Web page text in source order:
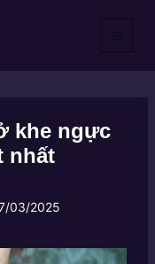
khe ngực
nhất
03/2025